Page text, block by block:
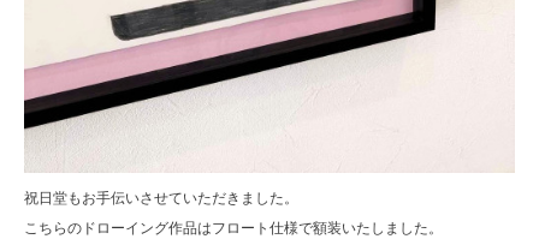
祝日堂もお手伝いさせていただきました。
こちらのドローイング作品はフロート仕様で額装いたしました。